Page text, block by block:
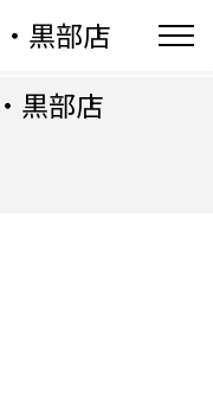
黒部店
黒部店